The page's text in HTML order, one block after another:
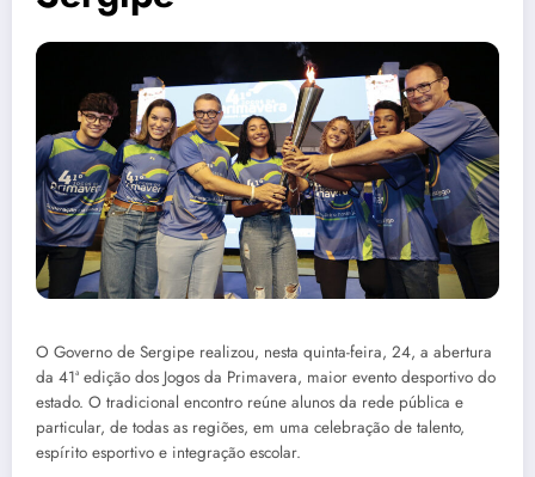
O Governo de Sergipe realizou, nesta quinta-feira, 24, a abertura
da 41ª edição dos Jogos da Primavera, maior evento desportivo do
estado. O tradicional encontro reúne alunos da rede pública e
particular, de todas as regiões, em uma celebração de talento,
espírito esportivo e integração escolar.